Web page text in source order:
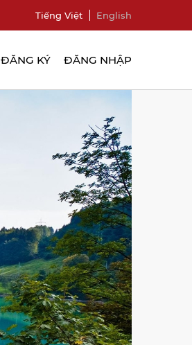
Tiếng Việt English
ĐĂNG KÝ ĐĂNG NHẬP